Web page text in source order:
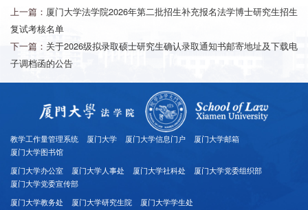
上一篇： 厦门大学法学院2026年第二批招生补充报名法学博士研究生招生
复试考核名单
下一篇： 关于2026级拟录取硕士研究生确认录取通知书邮寄地址及下载电
子调档函的公告
教学工作量管理系统 厦门大学 厦门大学信息门户
厦门大学邮箱
厦门大学图书馆
厦门大学办公室
厦门大学人事处 厦门大学社科处
厦门大学党委组织部
厦门大学党委宣传部
厦门大学教务处
厦门大学研究生院 厦门大学学生处